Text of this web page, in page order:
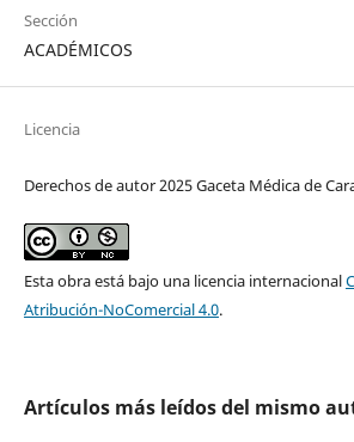
Sección
ACADÉMICOS
Licencia
Derechos de autor 2025 Gaceta Médica de
Esta obra está bajo una licencia internacional
Atribución-NoComercial 4.0.
Artículos más leídos del mismo